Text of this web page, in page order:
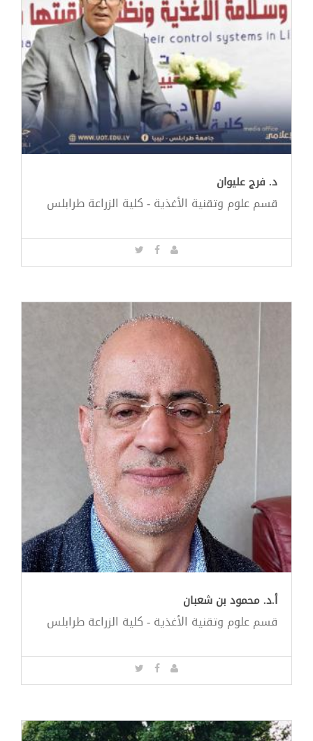
د. فرج عليوان
قسم علوم وتقنية الأغذية - كلية الزراعة طرابلس
أ.د. محمود بن شعبان
قسم علوم وتقنية الأغذية - كلية الزراعة طرابلس